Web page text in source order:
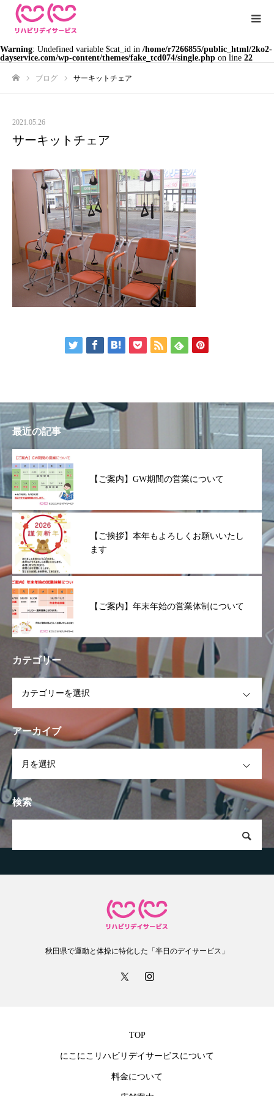
Warning: Undefined variable $cat_id in /home/r7266855/public_html/2ko2-
dayservice.com/wp-content/themes/fake_tcd074/single.php on line 22
ブログ サーキットチェア
2021.05.26
サーキットチェア
最近の記事
【ご案内】GW期間の営業について
【ご挨拶】本年もよろしくお願いいたし
ます
【ご案内】年末年始の営業体制について
カテゴリー
アーカイブ
検索
秋田県で運動と体操に特化した「半日のデイサービス」
TOP
にこにこリハビリデイサービスについて
料金について